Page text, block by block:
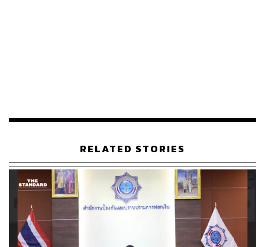
เทพสุกล่าวต่อว่า ในวันพฤหัสบดีที่ 17 ตุลาคม ที่จะมีการ
ประชุมของคณะกรรมการธุรกรรม เดิมทียังตั้งวาระเพียงแค่
การเสนอเรื่องเข้าที่ประชุมคณะกรรมการธุรกรรม เพื่อมีมติ
ให้ตรวจสอบธุรกรรมและทรัพย์สินในเชิงลึก แต่ถ้าถึงวันนั้น
ข้อมูลและพยานหลักฐานมีความสมบูรณ์มากเพียงพอ ที่
ประชุมคณะกรรมการธุรกรรมก็สามารถมีมติออกคำสั่งยึด
และอายัดทรัพย์ไว้ตรวจสอบได้ทันที
RELATED STORIES